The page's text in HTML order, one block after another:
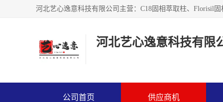
河北艺心逸意科技有限
公司首页 供应商机